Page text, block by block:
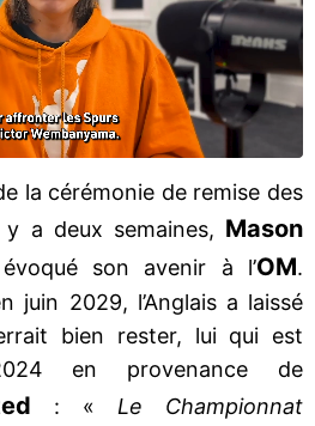
la cérémonie de remise des
y a deux semaines, Mason
son avenir à l’OM.
juin 2029, l’Anglais a laissé
bien rester, lui qui est
en provenance de
: « Le Championnat